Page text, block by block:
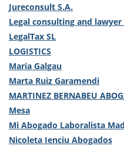
Jureconsult S.A.
Legal consulting and lawyer
LegalTax SL
LOGISTICS
Maria Galgau
Marta Ruiz Garamendi
MARTINEZ BERNABEU
Mesa
Mi Abogado Laboralista
Nicoleta Ienciu Abogados